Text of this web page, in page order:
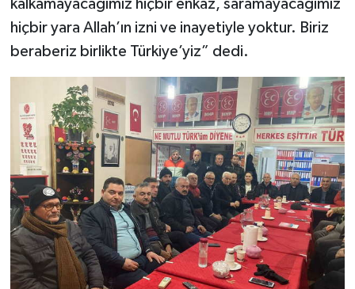
kalkamayacağımız hiçbir enkaz, saramayacağımız
hiçbir yara Allah’ın izni ve inayetiyle yoktur. Biriz
beraberiz birlikte Türkiye’yiz” dedi.